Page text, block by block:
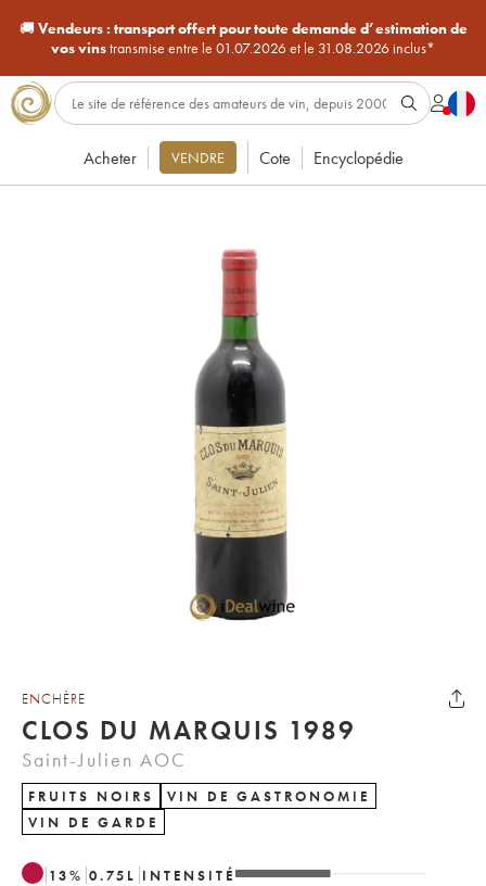
🚚Vendeurs : transport offert pour toute demande d’estimation de
vos vinstransmise entre le 01.07.2026 et le 31.08.2026 inclus*
Acheter VENDRE Cote Encyclopédie
ENCHÈRE
CLOS DU MARQUIS 1989
Saint-Julien AOC
FRUITS NOIRS
VIN DE GASTRONOMIE
VIN DE GARDE
13% 0.75 L INTENSITÉ